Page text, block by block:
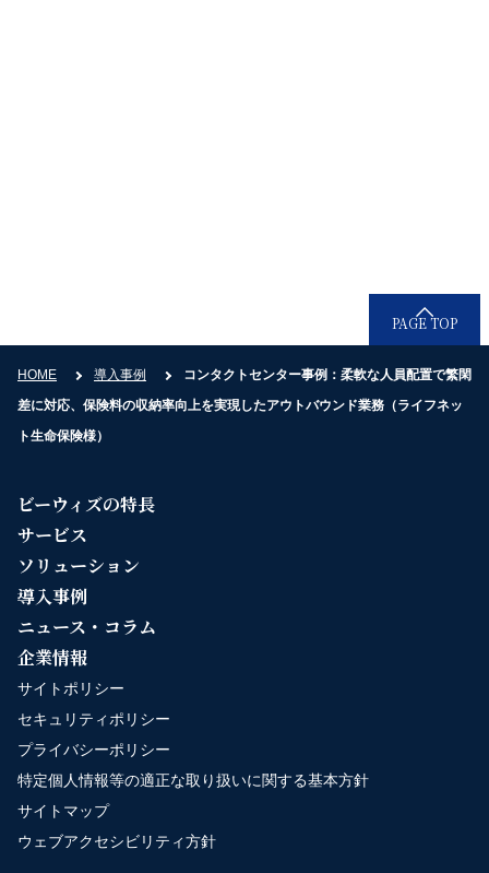
HOME 導入事例
コンタクトセンター事例：柔軟な人員配置で繁閑
差に対応、保険料の収納率向上を実現したアウトバウンド業務（ライフネッ
ト生命保険様）
PAGE TOP
ビーウィズの特長
サービス
ソリューション
導入事例
ニュース・コラム
企業情報
サイトポリシー
セキュリティポリシー
プライバシーポリシー
特定個人情報等の適正な取り扱いに関する基本方針
サイトマップ
ウェブアクセシビリティ方針